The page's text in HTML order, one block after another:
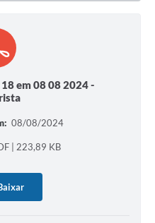
em 08 08 2024 -
08/08/2024
| 223,89 KB